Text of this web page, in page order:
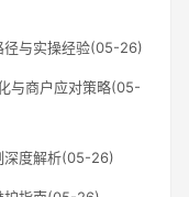
径与实操经验(05-26)
与商户应对策略(05-
深度解析(05-26)